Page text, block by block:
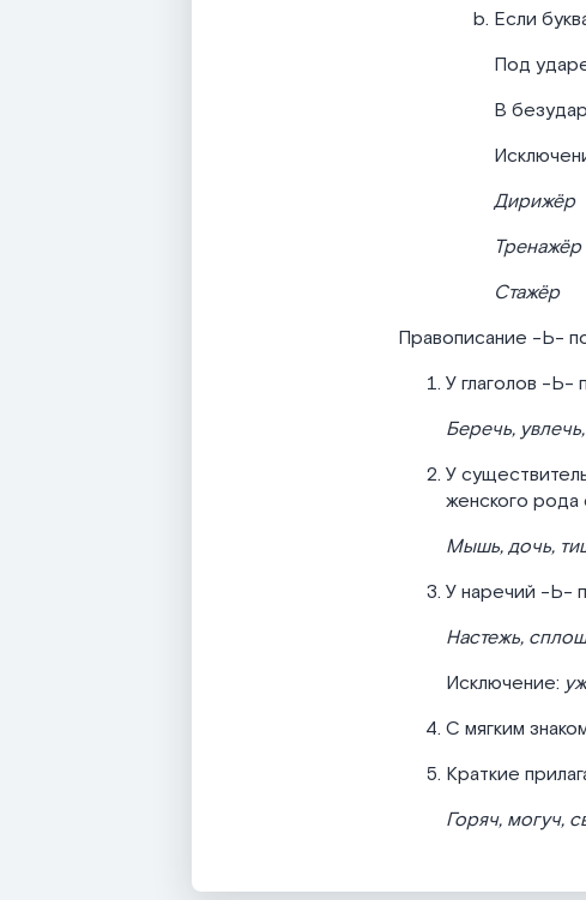
Если
Под
В
Дирижёр
Тренажёр
Стажёр
Правописание -Ь-
У глаголов -Ь-
Беречь,
У
женского рода
Мышь, дочь,
У наречий -Ь-
Настежь,
Исключение:
С мягким
Краткие
Горяч, могуч,